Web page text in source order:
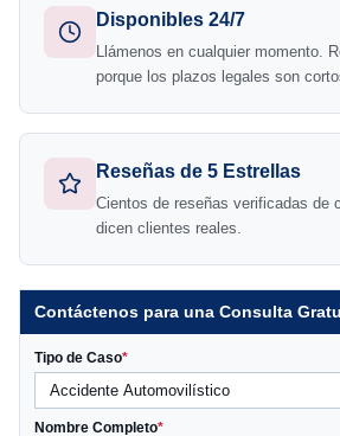
Disponibles 24/7
Llámenos en cualquier momento.
porque los plazos legales son
Reseñas de 5 Estrellas
Cientos de reseñas verificadas de
dicen clientes reales.
Contáctenos para una Consulta
Tipo de Caso*
Nombre Completo*